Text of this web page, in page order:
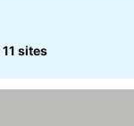
11 sites